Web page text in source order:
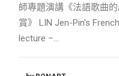
師專題演講《法語歌曲
賞》 LIN Jen-Pin's
lecture –…